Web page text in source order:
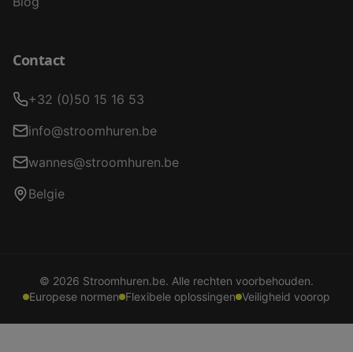
Contact
+32 (0)50 15 16 53
info@stroomhuren.be
wannes@stroomhuren.be
Belgie
© 2026 Stroomhuren.be. Alle rechten voorbehouden.
Europese normen Flexibele oplossingen Veiligheid voorop